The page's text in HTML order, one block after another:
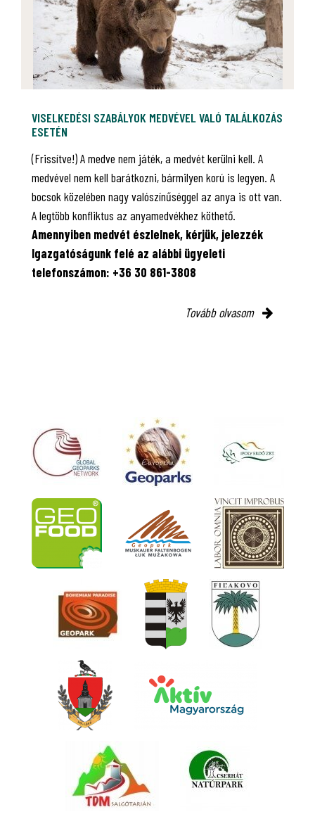
VISELKEDÉSI SZABÁLYOK MEDVÉVEL VALÓ TALÁLKOZÁS
ESETÉN
(Frissítve!) A medve nem játék, a medvét kerülni kell. A
medvével nem kell barátkozni, bármilyen korú is legyen. A
bocsok közelében nagy valószínűséggel az anya is ott van.
A legtöbb konfliktus az anyamedvékhez köthető.
Amennyiben medvét észlelnek, kérjük, jelezzék
Igazgatóságunk felé az alábbi ügyeleti
telefonszámon: +36 30 861-3808
Tovább olvasom